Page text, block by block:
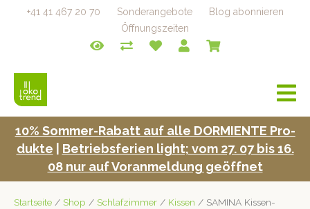
+41 41 467 20 70 Sonderangebote
Blog abonnieren
Öffnungszeiten
a
v
i
10% Som­mer-Rabatt auf alle DORMIENTE Pro­
duk­te
Betrieb­s­fe­rien light; vom 27. 07 bis 16.
08 nur auf Voran­mel­dung geöffnet
Startseite / Shop / Schlafzimmer / Kissen / SAMINA Kissen-